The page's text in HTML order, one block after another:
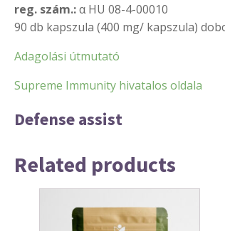
reg. szám.:α HU 08-4-00010
90 db kapszula (400 mg/ kapszula)
Adagolási útmutató
Supreme Immunity hivatalos oldala
Defense assist
Related products